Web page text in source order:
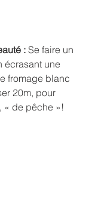
: Se faire un
écrasant une
fromage blanc
20m, pour
de pêche »!